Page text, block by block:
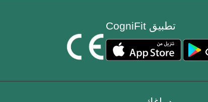
تطبيق CogniFit